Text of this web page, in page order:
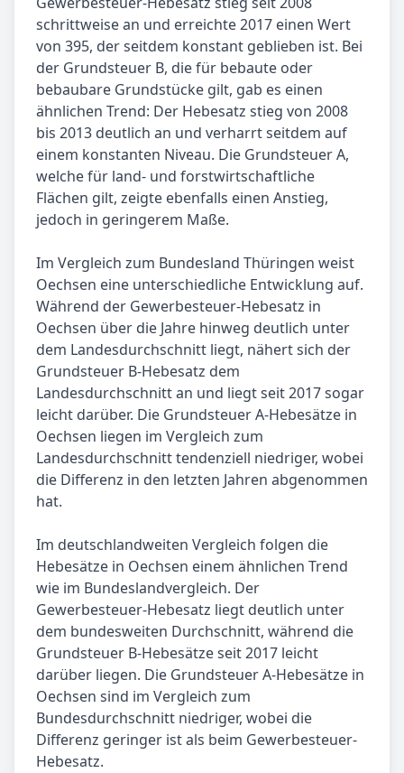
schrittweise an und erreichte 2017 einen Wert
von 395, der seitdem konstant geblieben ist. Bei
der Grundsteuer B, die für bebaute oder
bebaubare Grundstücke gilt, gab es einen
ähnlichen Trend: Der Hebesatz stieg von 2008
bis 2013 deutlich an und verharrt seitdem auf
einem konstanten Niveau. Die Grundsteuer A,
welche für land- und forstwirtschaftliche
Flächen gilt, zeigte ebenfalls einen Anstieg,
jedoch in geringerem Maße.
Im Vergleich zum Bundesland Thüringen weist
Oechsen eine unterschiedliche Entwicklung auf.
Während der Gewerbesteuer-Hebesatz in
Oechsen über die Jahre hinweg deutlich unter
dem Landesdurchschnitt liegt, nähert sich der
Grundsteuer B-Hebesatz dem
Landesdurchschnitt an und liegt seit 2017 sogar
leicht darüber. Die Grundsteuer A-Hebesätze in
Oechsen liegen im Vergleich zum
Landesdurchschnitt tendenziell niedriger, wobei
die Differenz in den letzten Jahren abgenommen
hat.
Im deutschlandweiten Vergleich folgen die
Hebesätze in Oechsen einem ähnlichen Trend
wie im Bundeslandvergleich. Der
Gewerbesteuer-Hebesatz liegt deutlich unter
dem bundesweiten Durchschnitt, während die
Grundsteuer B-Hebesätze seit 2017 leicht
darüber liegen. Die Grundsteuer A-Hebesätze in
Oechsen sind im Vergleich zum
Bundesdurchschnitt niedriger, wobei die
Differenz geringer ist als beim Gewerbesteuer-
Hebesatz.